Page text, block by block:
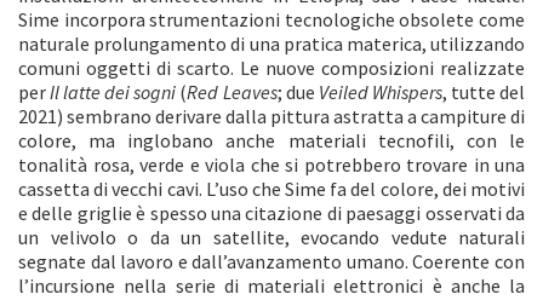
Sime incorpora strumentazioni tecnologiche obsolete come
naturale prolungamento di una pratica materica, utilizzando
comuni oggetti di scarto. Le nuove composizioni realizzate
perIl latte dei sogni (Red Leaves; due Veiled Whispers, tutte del
2021) sembrano derivare dalla pittura astratta a campiture di
colore, ma inglobano anche materiali tecnofili, con le
tonalità rosa, verde e viola che si potrebbero trovare in una
cassetta di vecchi cavi. L’uso che Sime fa del colore, dei motivi
e delle griglie è spesso una citazione di paesaggi osservati da
un velivolo o da un satellite, evocando vedute naturali
segnate dal lavoro e dall’avanzamento umano. Coerente con
l’incursione nella serie di materiali elettronici è anche la